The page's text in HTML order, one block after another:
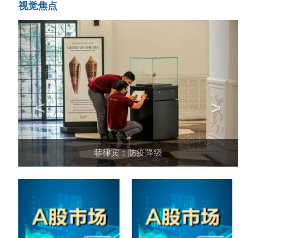
视觉焦点
菲律宾：防疫降级
< >